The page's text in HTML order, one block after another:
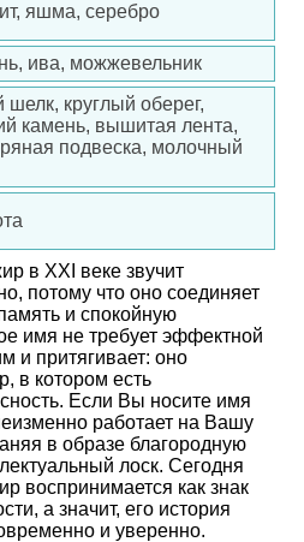
яшма, серебро
ива, можжевельник
шелк, круглый оберег,
камень, вышитая лента,
подвеска, молочный
в XXI веке звучит
потому что оно соединяет
и спокойную
имя не требует эффектной
и притягивает: оно
в котором есть
Если Вы носите имя
работает на Вашу
в образе благородную
лоск. Сегодня
воспринимается как знак
а значит, его история
и уверенно.